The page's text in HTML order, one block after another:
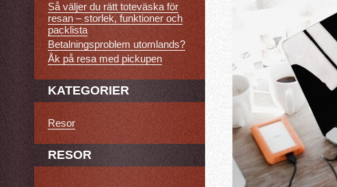
Så väljer du rätt toteväska för
resan – storlek, funktioner och
packlista
Betalningsproblem utomlands?
Åk på resa med pickupen
KATEGORIER
Resor
RESOR